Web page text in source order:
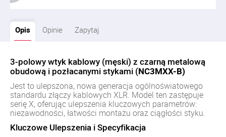
Opis Opinie Zapytaj
3-polowy wtyk kablowy (męski) z czarną metalową
obudową i pozłacanymi stykami (NC3MXX-B)
Jest to ulepszona, nowa generacja ogólnoświatowego
standardu złączy kablowych XLR. Model ten zastępuje
serię X, oferując ulepszenia kluczowych parametrów:
niezawodności, łatwości montażu oraz ciągłości styku.
Kluczowe Ulepszenia i Specyfikacja